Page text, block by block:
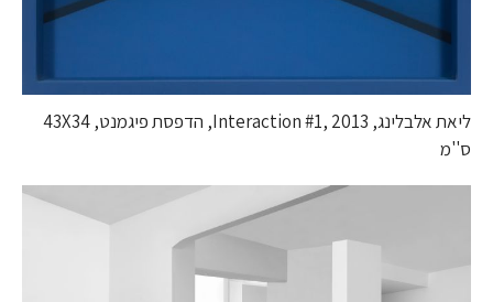
ליאת אלבלינג, Interaction #1, 2013, הדפסת פיגמנט, 43X34
ס''מ